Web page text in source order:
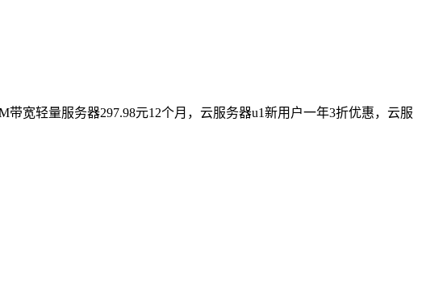
宽轻量服务器297.98元12个月，云服务器u1新用户一年3折优惠，云服